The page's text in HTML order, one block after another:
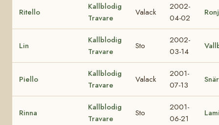
Ritello
Kallblodig
Travare
Valack
2002-
04-02
Lin
Kallblodig
Travare
Sto
2002-
03-14
Piello
Kallblodig
Travare
Valack
2001-
07-13
Rinna
Kallblodig
Travare
Sto
2001-
06-21